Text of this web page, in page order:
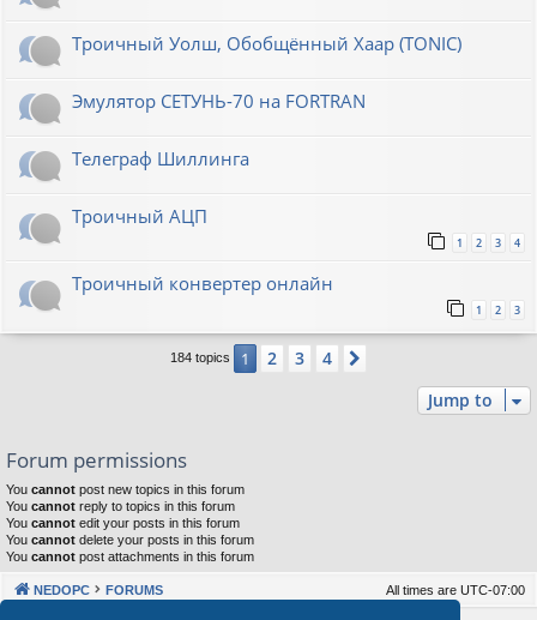
Троичный Уолш, Обобщённый Хаар (TONIC)
Эмулятор СЕТУНЬ-70 на FORTRAN
Телеграф Шиллинга
Троичный АЦП
1 2 3 4
Троичный конвертер онлайн
1 2 3
184 topics 1 2 3 4
Jump to
Forum permissions
You cannot post new topics in this forum
You cannot reply to topics in this forum
You cannot edit your posts in this forum
You cannot delete your posts in this forum
You cannot post attachments in this forum
NEDOPC FORUMS All times are UTC-07:00